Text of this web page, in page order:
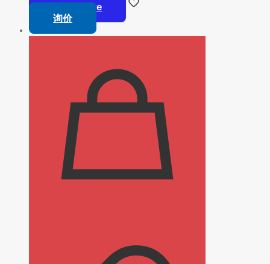
Read more
询价